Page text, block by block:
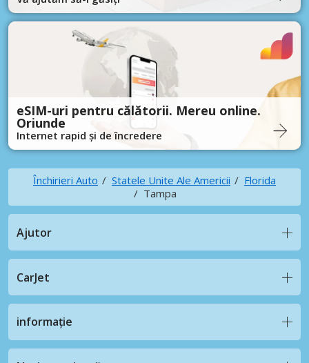
eSIM-uri pentru călătorii. Mereu online.
Oriunde
Internet rapid și de încredere
Închirieri Auto Statele Unite Ale Americii
Florida
Tampa
Ajutor
CarJet
informație